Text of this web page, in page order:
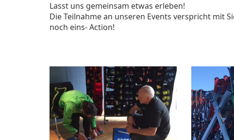
Lasst uns gemeinsam etwas erleben!
Die Teilnahme an unseren Events verspricht mit
noch eins-Action!